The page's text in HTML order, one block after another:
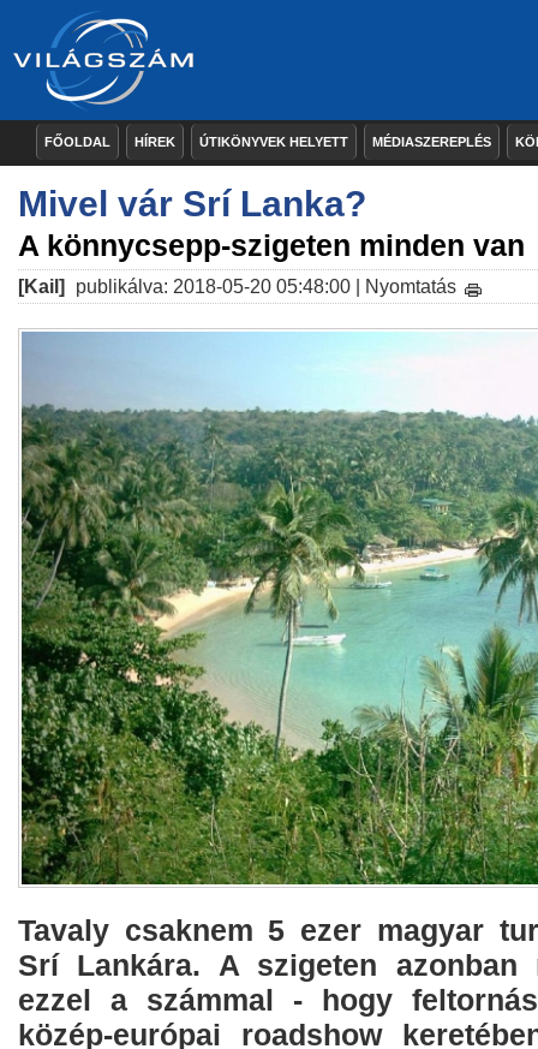
FŐOLDAL HÍREK ÚTIKÖNYVEK HELYETT MÉDIASZEREPLÉS
Mivel vár Srí Lanka?
A könnycsepp-szigeten minden van
[Kail] publikálva: 2018-05-20 05:48:00 | Nyomtatás
Tavaly csaknem 5 ezer magyar
Srí Lankára. A szigeten azonban
ezzel a számmal - hogy
közép-európai roadshow